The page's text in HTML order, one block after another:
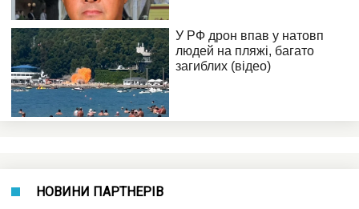
НОВИНИ ПАРТНЕРІВ